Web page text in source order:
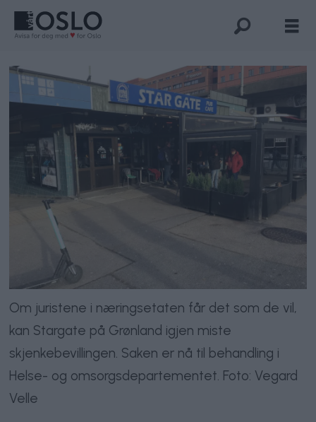
Om juristene i næringsetaten får det som de vil,
kan Stargate på Grønland igjen miste
skjenkebevillingen. Saken er nå til behandling i
Helse- og omsorgsdepartementet. Foto: Vegard
Velle